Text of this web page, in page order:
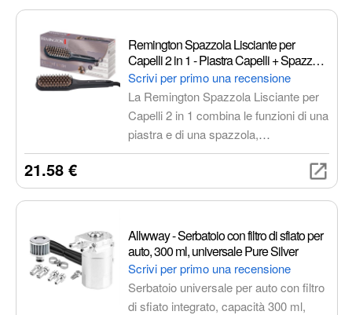
temperature regolabili la rendono
adatta a tutti i tipi di capelli.
Remington Spazzola Lisciante per
Capelli 2 in 1 - Piastra Capelli + Spazzola
Capelli - Setole rivestite in ceramica e
antistatiche, display digitale, 150-230°C,
tempi di styling ridotti, CB7400
Scrivi per primo una recensione
La Remington Spazzola Lisciante per
Capelli 2 in 1 combina le funzioni di una
piastra e di una spazzola,
permettendoti di lisciare i capelli in una
ceramica e antistatiche garantiscono
evitando l'effetto crespo e lasciando i
capelli morbidi e lucenti.
21.58 €
Allwway - Serbatoio con filtro di sfiato per
auto, 300 ml, universale Pure Silver
Scrivi per primo una recensione
Serbatoio universale per auto con filtro
di sfiato integrato, capacità 300 ml,